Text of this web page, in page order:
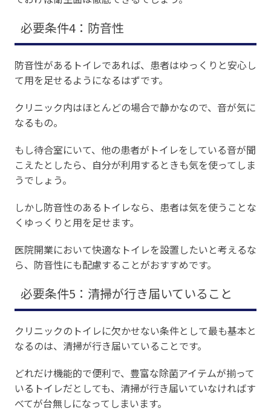
必要条件4：防音性
防音性があるトイレであれば、患者はゆっくりと安心し
て用を足せるようになるはずです。
クリニック内はほとんどの場合で静かなので、音が気に
なるもの。
もし待合室にいて、他の患者がトイレをしている音が聞
こえたとしたら、自分が利用するときも気を使ってしま
うでしょう。
しかし防音性のあるトイレなら、患者は気を使うことな
くゆっくりと用を足せます。
医院開業において快適なトイレを設置したいと考えるな
ら、防音性にも配慮することがおすすめです。
必要条件5：清掃が行き届いていること
クリニックのトイレに欠かせない条件として最も基本と
なるのは、清掃が行き届いていることです。
どれだけ機能的で便利で、豊富な除菌アイテムが揃って
いるトイレだとしても、清掃が行き届いていなければす
べてが台無しになってしまいます。